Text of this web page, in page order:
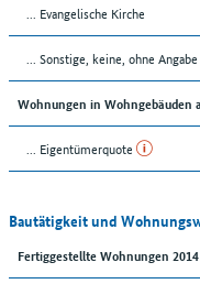
... Evangelische Kirche
... Sonstige, keine, ohne Angabe
Wohnungen in Wohngebäuden
... Eigentümerquote
Bautätigkeit und
Fertiggestellte Wohnungen